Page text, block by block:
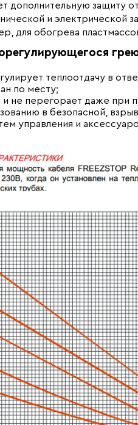
дополнительную защиту
и электрической
для обогрева
теплоотдачу в
по месту;
и не перегорает даже при
в безопасной,
управления и